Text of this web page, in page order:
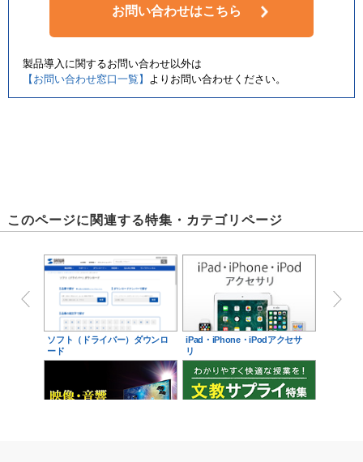
お問い合わせはこちら
製品導入に関するお問い合わせ以外は
【お問い合わせ窓口一覧】 よりお問い合わせください。
このページに関連する特集・カテゴリページ
ソフト（ドライバー）ダウンロ
ード
iPad・iPhone・iPodアクセサ
リ